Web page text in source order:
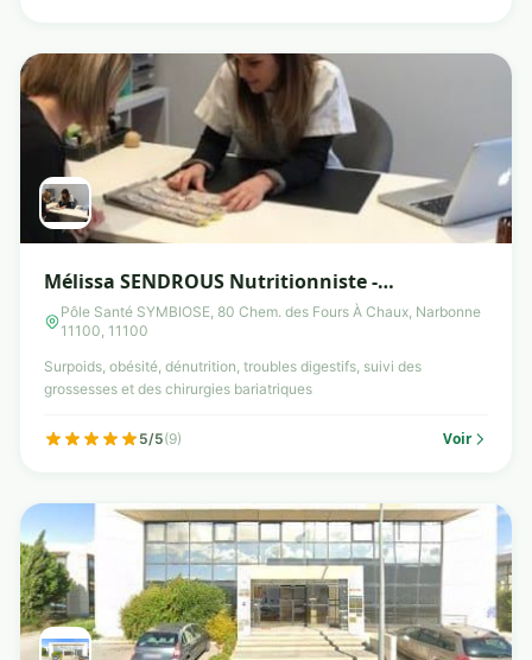
Mélissa SENDROUS Nutritionniste -
Diététicienne
Pôle Santé SYMBIOSE, 80 Chem. des Fours À Chaux, Narbonne
11100, 11100
Surpoids, obésité, dénutrition, troubles digestifs, suivi des
grossesses et des chirurgies bariatriques
5/5(9) Voir